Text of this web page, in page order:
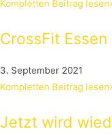
Kompletten Beitrag
CrossFit
3. September 2021
Kompletten Beitrag
Jetzt wird